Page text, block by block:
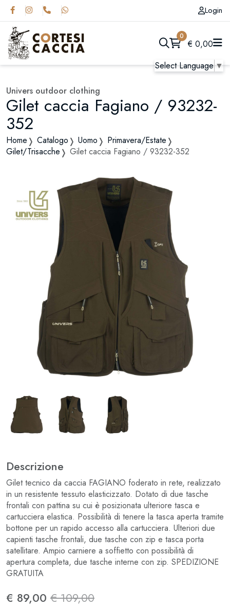
Select Language▼
Login
0
€ 0,00
Univers outdoor clothing
Gilet caccia Fagiano / 93232-
352
Home Catalogo Uomo
Primavera/Estate
Gilet/Trisacche
Gilet caccia Fagiano / 93232-352
Descrizione
Gilet tecnico da caccia FAGIANO foderato in rete, realizzato
in un resistente tessuto elasticizzato. Dotato di due tasche
frontali con pattina su cui è posizionata ulteriore tasca e
cartucciera elastica. Possibilità di tenere la tasca aperta tramite
bottone per un rapido accesso alla cartucciera. Ulteriori due
capienti tasche frontali, due tasche con zip e tasca porta
satellitare. Ampio carniere a soffietto con possibilità di
apertura completa, due tasche interne con zip. SPEDIZIONE
GRATUITA
€ 89,00 € 109,00